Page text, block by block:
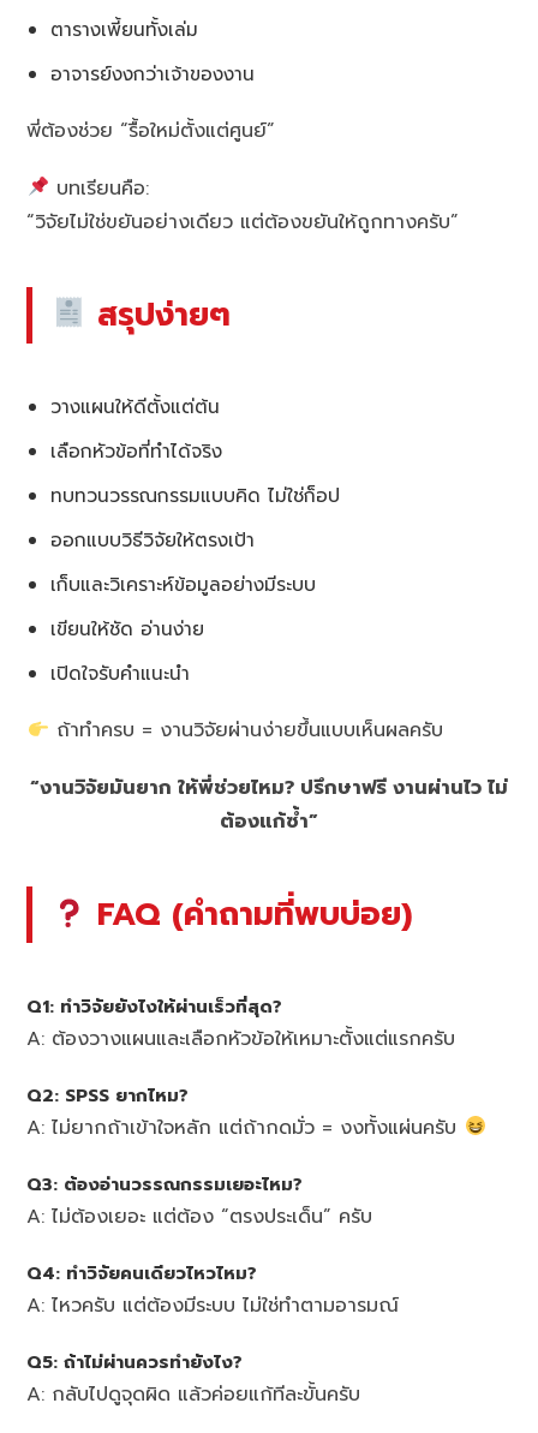
ตารางเพี้ยนทั้งเล่ม
อาจารย์งงกว่าเจ้าของงาน
พี่ต้องช่วย “รื้อใหม่ตั้งแต่ศูนย์”
บทเรียนคือ:
“วิจัยไม่ใช่ขยันอย่างเดียว แต่ต้องขยันให้ถูกทางครับ”
สรุปง่ายๆ
วางแผนให้ดีตั้งแต่ต้น
เลือกหัวข้อที่ทำได้จริง
ทบทวนวรรณกรรมแบบคิด ไม่ใช่ก็อป
ออกแบบวิธีวิจัยให้ตรงเป้า
เก็บและวิเคราะห์ข้อมูลอย่างมีระบบ
เขียนให้ชัด อ่านง่าย
เปิดใจรับคำแนะนำ
ถ้าทำครบ = งานวิจัยผ่านง่ายขึ้นแบบเห็นผลครับ
“งานวิจัยมันยาก ให้พี่ช่วยไหม? ปรึกษาฟรี งานผ่านไว ไม่
ต้องแก้ซ้ำ”
FAQ (คำถามที่พบบ่อย)
Q1: ทำวิจัยยังไงให้ผ่านเร็วที่สุด?
A: ต้องวางแผนและเลือกหัวข้อให้เหมาะตั้งแต่แรกครับ
Q2: SPSS ยากไหม?
A: ไม่ยากถ้าเข้าใจหลัก แต่ถ้ากดมั่ว = งงทั้งแผ่นครับ
Q3: ต้องอ่านวรรณกรรมเยอะไหม?
A: ไม่ต้องเยอะ แต่ต้อง “ตรงประเด็น” ครับ
Q4: ทำวิจัยคนเดียวไหวไหม?
A: ไหวครับ แต่ต้องมีระบบ ไม่ใช่ทำตามอารมณ์
Q5: ถ้าไม่ผ่านควรทำยังไง?
A: กลับไปดูจุดผิด แล้วค่อยแก้ทีละขั้นครับ